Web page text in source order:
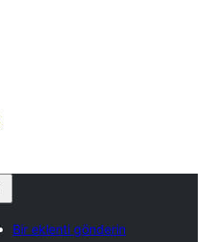
Bir eklenti gönderin